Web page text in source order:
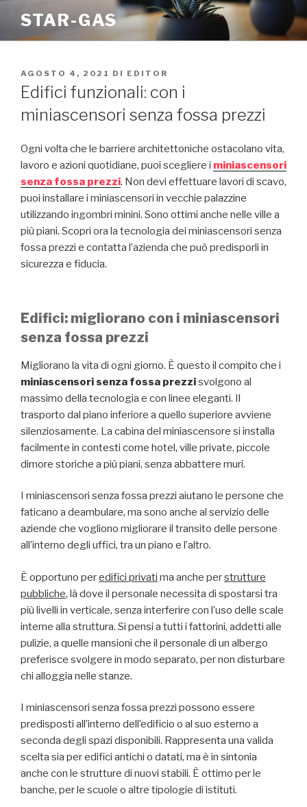
contenuto
STAR-GAS
PUBBLICATO
IL
AGOSTO 4, 2021 DI EDITOR
Edifici funzionali: con i
miniascensori senza fossa prezzi
Ogni volta che le barriere architettoniche ostacolano vita,
lavoro e azioni quotidiane, puoi scegliere i miniascensori
senza fossa prezzi. Non devi effettuare lavori di scavo,
puoi installare i miniascensori in vecchie palazzine
utilizzando ingombri minini. Sono ottimi anche nelle ville a
più piani. Scopri ora la tecnologia dei miniascensori senza
fossa prezzi e contatta l’azienda che può predisporli in
sicurezza e fiducia.
Edifici: migliorano con i miniascensori
senza fossa prezzi
Migliorano la vita di ogni giorno. È questo il compito che i
miniascensori senza fossa prezzisvolgono al
massimo della tecnologia e con linee eleganti. Il
trasporto dal piano inferiore a quello superiore avviene
silenziosamente. La cabina del miniascensore si installa
facilmente in contesti come hotel, ville private, piccole
dimore storiche a più piani, senza abbattere muri.
I miniascensori senza fossa prezzi aiutano le persone che
faticano a deambulare, ma sono anche al servizio delle
aziende che vogliono migliorare il transito delle persone
all’interno degli uffici, tra un piano e l’altro.
È opportuno peredifici privati ma anche perstrutture
pubbliche, là dove il personale necessita di spostarsi tra
più livelli in verticale, senza interferire con l’uso delle scale
interne alla struttura. Si pensi a tutti i fattorini, addetti alle
pulizie, a quelle mansioni che il personale di un albergo
preferisce svolgere in modo separato, per non disturbare
chi alloggia nelle stanze.
I miniascensori senza fossa prezzi possono essere
predisposti all’interno dell’edificio o al suo esterno a
seconda degli spazi disponibili. Rappresenta una valida
scelta sia per edifici antichi o datati, ma è in sintonia
anche con le strutture di nuovi stabili. È ottimo per le
banche, per le scuole o altre tipologie di istituti.